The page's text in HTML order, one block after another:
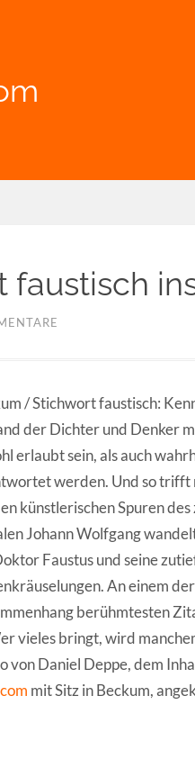
faustisch
/ Stichwort faustisch:
der Dichter und Denker
erlaubt sein, als auch
werden. Und so trifft
künstlerischen Spuren
Johann Wolfgang
Faustus und seine
An einem
berühmtesten
vieles bringt, wird
von Daniel Deppe, dem
mit Sitz in Beckum,